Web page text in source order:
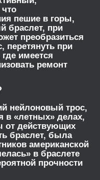
пешие в горы,
браслет, при
преобразиться
перетянуть при
имеется
ремонт
нейлоновый трос,
в «летных» делах,
от действующих
браслет, была
американской
в браслете
прочности